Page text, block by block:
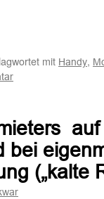
mit Handy,
bei
(„kalte